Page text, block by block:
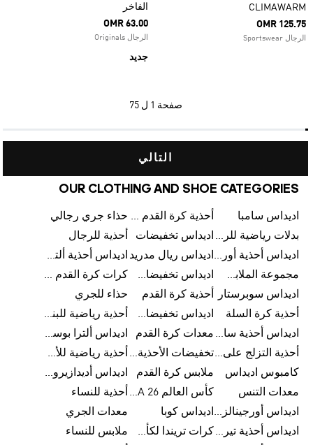
CLIMAWARM
OMR 125.75
الرجال Sportswear
الفاخر
OMR 63.00
الرجال Originals
جديد
صفحة 1 ل 75
التالي
OUR CLOTHING AND SHOE CATEGORIES
اديداس سامبا أحذية كرة القدم للرجال حذاء جري رجالي
بدلات رياضية للرجال اديداس تخفيضات
أحذية للرجال
اديداس أحذية أورجينالز اديداس ريال مدريد
اديداس أحذية ألترا بوست للرجال
مجموعة الملابس الرياضية
اديداس تخفيضات للأطفال
كرات كرة القدم للرجال
اديداس سوبرستار
أحذية كرة القدم
حذاء للجري
أحذية كرة السلة
اديداس تخفيضات للرجال
أحذية رياضية للبنات
اديداس أحذية سامبا للنساء معدات كرة القدم
اديداس ألترا بوست
أحذية التزلج على اللوح للرجال
تخفيضات الأحذية للرجال
أحذية رياضية للأطفال
كامبوس اديداس
ملابس كرة القدم
اديداس أديدازيرو معدات الجري
معدات التنس
كأس العالم FIFA 26™ أحذية للنساء
اديداس أورجينالز ملابس للنساء اديداس كوبا
معدات الجري
اديداس أحذية تيريكس
كرات تريندا لكأس العالم FIFA 26™
ملابس للنساء